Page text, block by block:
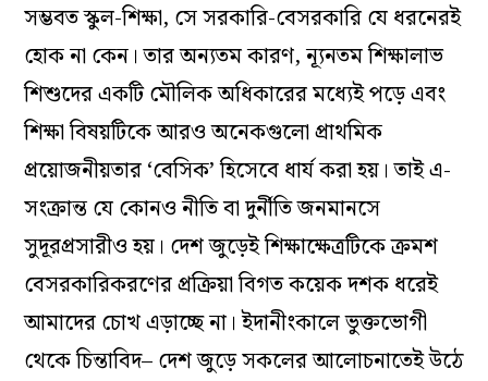
সম্ভবত স্কুল-শিক্ষা, সে সরকারি-বেসরকারি যে ধরনেরই
হোক না কেন। তার অন্যতম কারণ, ন্যূনতম শিক্ষালাভ
শিশুদের একটি মৌলিক অধিকারের মধ্যেই পড়ে এবং
শিক্ষা বিষয়টিকে আরও অনেকগুলো প্রাথমিক
প্রয়োজনীয়তার ‘বেসিক’ হিসেবে ধার্য করা হয়। তাই এ-
সংক্রান্ত যে কোনও নীতি বা দুর্নীতি জনমানসে
সুদূরপ্রসারীও হয়। দেশ জুড়েই শিক্ষাক্ষেত্রটিকে ক্রমশ
বেসরকারিকরণের প্রক্রিয়া বিগত কয়েক দশক ধরেই
আমাদের চোখ এড়াচ্ছে না। ইদানীংকালে ভুক্তভোগী
থেকে চিন্তাবিদ– দেশ জুড়ে সকলের আলোচনাতেই উঠে